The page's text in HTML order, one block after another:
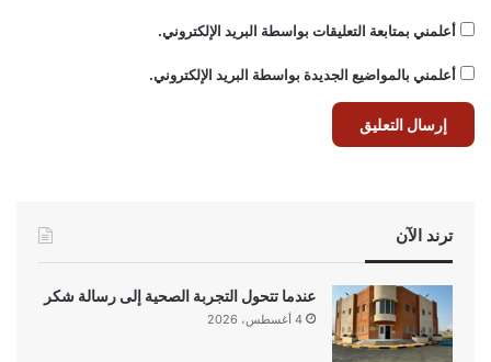
أعلمني بمتابعة التعليقات بواسطة البريد الإلكتروني.
أعلمني بالمواضيع الجديدة بواسطة البريد الإلكتروني.
ترند الآن
عندما تتحول التجربة الصحية إلى رسالة شكر
4 أغسطس، 2026